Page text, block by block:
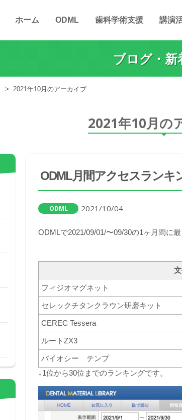
ホーム ODML 歯科学術支援 講演
ブログ・新
> 2021年10月のアーカイブ
2021年10月の
ODML月間アクセスランキ
ODML 2021/10/04
ODMLで2021/09/01/〜09/30の1ヶ月間に
フィジオマグネット
セレックチタンクラウン研磨キット
CEREC Tessera
ルートZX3
バイオシー テンプ
↓1位から30位までのランキングです。